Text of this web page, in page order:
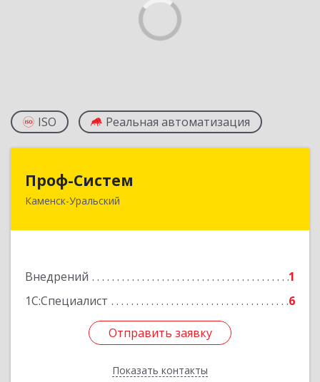
ISO Реальная автоматизация
Проф-Систем
Каменск-Уральский
Внедрений
1
1С:Специалист
6
Отправить заявку
Показать контакты
623406, Свердловская обл, Каменск-Уральский
Отправить заявку
Назад